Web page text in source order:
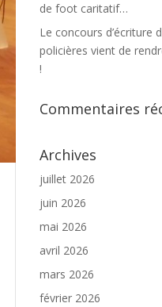
de foot caritatif…
Le concours d’écriture
policières vient de
!
Commentaires
Archives
juillet 2026
juin 2026
mai 2026
avril 2026
mars 2026
février 2026